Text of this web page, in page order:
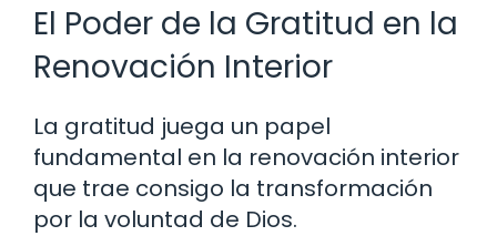
El Poder de la Gratitud en la
Renovación Interior
La gratitud juega un papel
fundamental en la renovación interior
que trae consigo la transformación
por la voluntad de Dios.